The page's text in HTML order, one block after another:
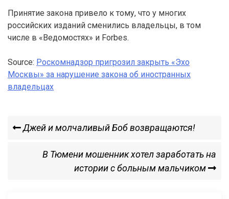
Принятие закона привело к тому, что у многих
российских изданий сменились владельцы, в том
числе в «Ведомостях» и Forbes.
Source: Роскомнадзор пригрозил закрыть «Эхо
Москвы» за нарушение закона об иностранных
владельцах
Навигация
записям
Previous
Джей и молчаливый Боб возвращаются!
В Тюмени мошенник хотел заработать на
истории с больным мальчиком